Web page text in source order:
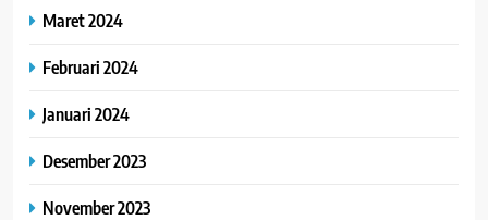
Maret 2024
Februari 2024
Januari 2024
Desember 2023
November 2023